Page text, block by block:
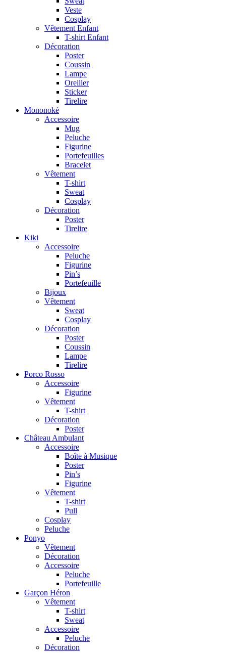
Veste
Cosplay
Vêtement Enfant
T-shirt Enfant
Décoration
Poster
Coussin
Lampe
Oreiller
Sticker
Tirelire
Mononoké
Accessoire
Mug
Peluche
Figurine
Portefeuilles
Bracelet
Vêtement
T-shirt
Sweat
Cosplay
Décoration
Poster
Tirelire
Kiki
Accessoire
Peluche
Figurine
Pin’s
Portefeuille
Bijoux
Vêtement
Sweat
Cosplay
Décoration
Poster
Coussin
Lampe
Tirelire
Porco Rosso
Accessoire
Figurine
Vêtement
T-shirt
Décoration
Poster
Château Ambulant
Accessoire
Boîte à Musique
Poster
Pin’s
Figurine
Vêtement
T-shirt
Pull
Cosplay
Peluche
Ponyo
Vêtement
Décoration
Accessoire
Peluche
Portefeuille
Garçon Héron
Vêtement
T-shirt
Sweat
Accessoire
Peluche
Décoration